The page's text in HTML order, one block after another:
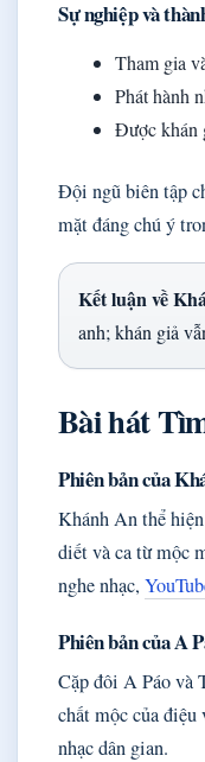
Sự nghiệp và
Tham gia
Phát hành
Được khán
Đội ngũ biên tập
mặt đáng chú ý
Kết luận về
anh; khán giả
Bài hát
Phiên bản của
Khánh An thể
diết và ca từ mộc
nghe nhạc,
Phiên bản của A
Cặp đôi A Páo và
chất mộc của
nhạc dân gian.